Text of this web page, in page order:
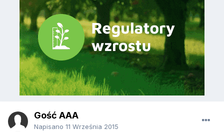
Gość AAA
Napisano 11 Września 2015